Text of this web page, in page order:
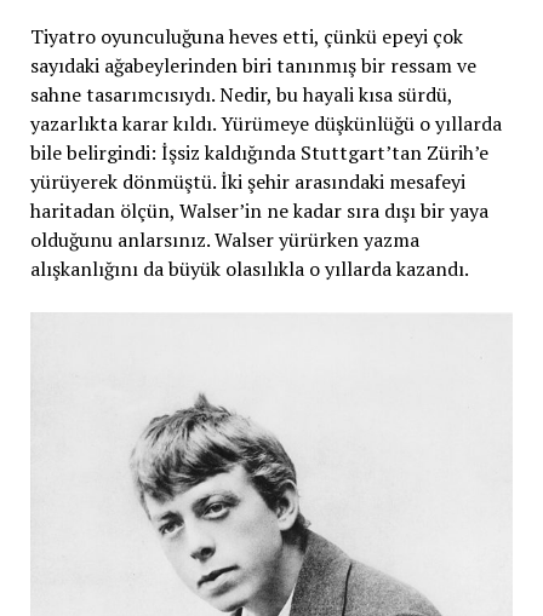
Tiyatro oyunculuğuna heves etti, çünkü epeyi çok
sayıdaki ağabeylerinden biri tanınmış bir ressam ve
sahne tasarımcısıydı. Nedir, bu hayali kısa sürdü,
yazarlıkta karar kıldı. Yürümeye düşkünlüğü o yıllarda
bile belirgindi: İşsiz kaldığında Stuttgart’tan Zürih’e
yürüyerek dönmüştü. İki şehir arasındaki mesafeyi
haritadan ölçün, Walser’in ne kadar sıra dışı bir yaya
olduğunu anlarsınız. Walser yürürken yazma
alışkanlığını da büyük olasılıkla o yıllarda kazandı.